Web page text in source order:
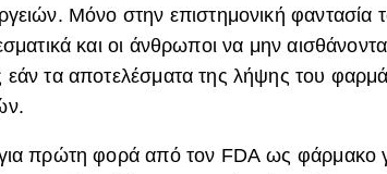
Μόνο στην επιστημονική
και οι άνθρωποι να μην
εάν τα αποτελέσματα της λήψης του
πρώτη φορά από τον FDA ως φάρμακο